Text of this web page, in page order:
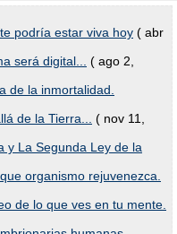
podría estar viva hoy ( abr
será digital...
( ago 2,
de la inmortalidad.
de la Tierra...
( nov 11,
y La Segunda Ley de la
organismo rejuvenezca.
de lo que ves en tu mente.